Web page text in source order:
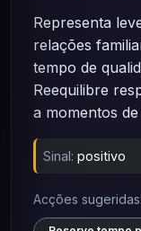
Representa
relações
tempo de
Reequilibre
a momentos
Sinal: positivo
Acções sugeridas: